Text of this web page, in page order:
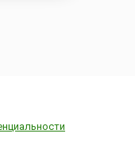
Европы